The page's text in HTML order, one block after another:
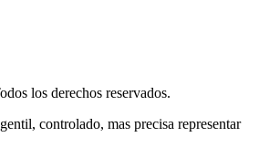
los derechos reservados.
controlado, mas precisa representar